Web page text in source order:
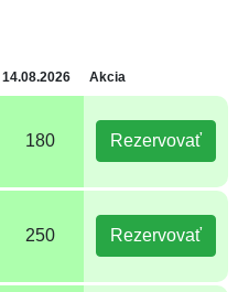
14.08.2026 Akcia
180 Rezervovať
250 Rezervovať